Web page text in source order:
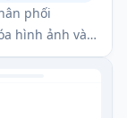
phối
hình ảnh và
pháp Quản lý
nghiệm hình